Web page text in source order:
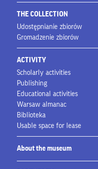
THE COLLECTION
Udostępnianie zbiorów
Gromadzenie zbiorów
ACTIVITY
Scholarly activities
Publishing
Educational activities
Warsaw almanac
Biblioteka
Usable space for lease
About the museum